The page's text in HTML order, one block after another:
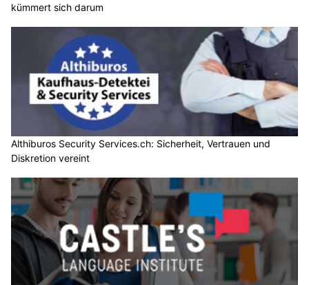
kümmert sich darum
Althiburos Security Services.ch: Sicherheit, Vertrauen und
Diskretion vereint